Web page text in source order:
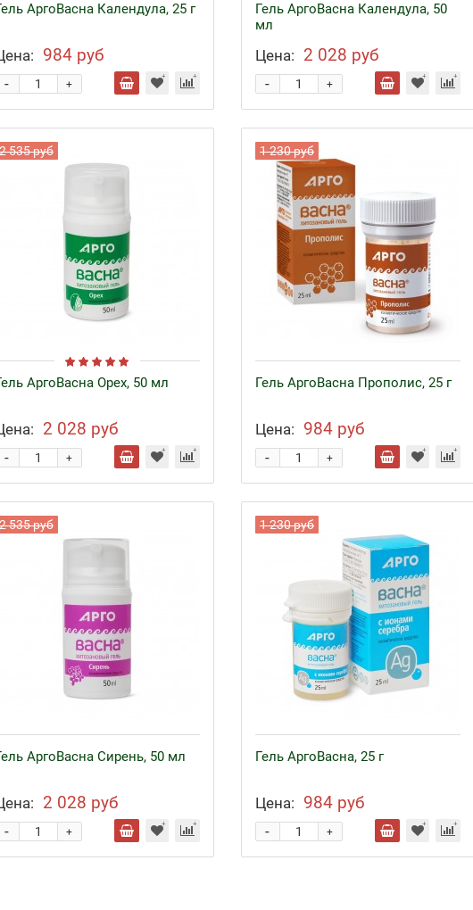
АргоВасна Календула, 25 г
984 руб
+
-
Гель АргоВасна Календула, 50
мл
Цена: 2 028 руб
+
-
535 руб
АргоВасна Орех, 50 мл
2 028 руб
+
-
1 230 руб
Гель АргоВасна Прополис, 25 г
Цена: 984 руб
+
-
535 руб
АргоВасна Сирень, 50 мл
2 028 руб
+
-
1 230 руб
Гель АргоВасна, 25 г
Цена: 984 руб
+
-